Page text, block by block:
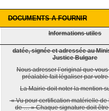
DOCUMENTS A FOURNIR
Informations utiles
datée, signée et adressée au
Justice Bulgare
Nous adresser l’original que
préalable fait légaliser par
La Mairie doit noter la mention
« Vu pour certification matérielle de
de … » Chaque signature doit